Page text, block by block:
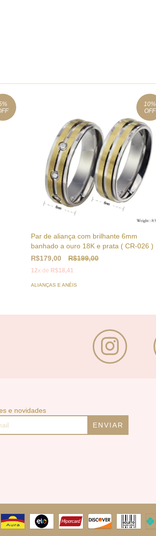
%
10%
OFF
Par de aliança com brilhante 6mm
banhado a ouro 18K e prata ( CR-026 )
R$179,00
R$199,00
12x de R$18,41
ALIANÇAS E ANÉIS
e novidades